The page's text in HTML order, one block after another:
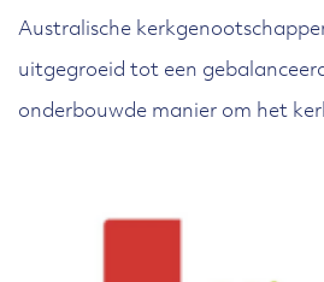
Australische
uitgegroeid tot een
onderbouwde manier om het